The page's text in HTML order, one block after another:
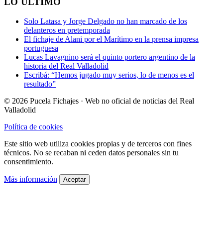
Solo Latasa y Jorge Delgado no han marcado de los
delanteros en pretemporada
El fichaje de Alani por el Marítimo en la prensa impresa
portuguesa
Lucas Lavagnino será el quinto portero argentino de la
historia del Real Valladolid
Escribá: “Hemos jugado muy serios, lo de menos es el
resultado”
© 2026 Pucela Fichajes · Web no oficial de noticias del Real
Valladolid
Política de cookies
Este sitio web utiliza cookies propias y de terceros con fines
técnicos. No se recaban ni ceden datos personales sin tu
consentimiento.
Más información Aceptar